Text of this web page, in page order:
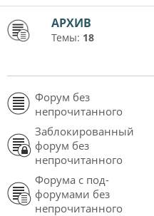
АРХИВ
Темы: 18
Форум без
непрочитанного
Заблокированный
форум без
непрочитанного
Форума с под-
форумами без
непрочитанного